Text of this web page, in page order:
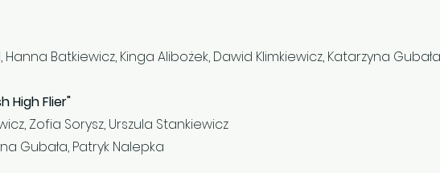
Batkiewicz, Kinga Alibożek, Dawid Klimkiewicz, Katarzyna
High Flier"
Zofia Sorysz, Urszula Stankiewicz
Gubała, Patryk Nalepka